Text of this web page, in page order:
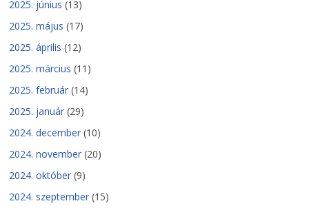
2025. június (13)
2025. május (17)
2025. április (12)
2025. március (11)
2025. február (14)
2025. január (29)
2024. december (10)
2024. november (20)
2024. október (9)
2024. szeptember (15)